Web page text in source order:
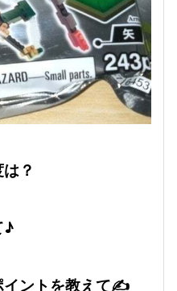
？
♪
イントを教えて✍